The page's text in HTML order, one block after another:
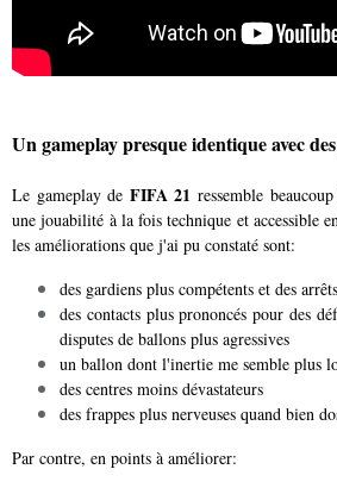
Un gameplay presque identique avec
Le gameplay de FIFA 21ressemble
une jouabilité à la fois technique et accessible
les améliorations que j'ai pu constaté sont:
des gardiens plus compétents et des
des contacts plus prononcés pour des
disputes de ballons plus agressives
un ballon dont l'inertie me semble plus
des centres moins dévastateurs
des frappes plus nerveuses quand bien
Par contre, en points à améliorer: